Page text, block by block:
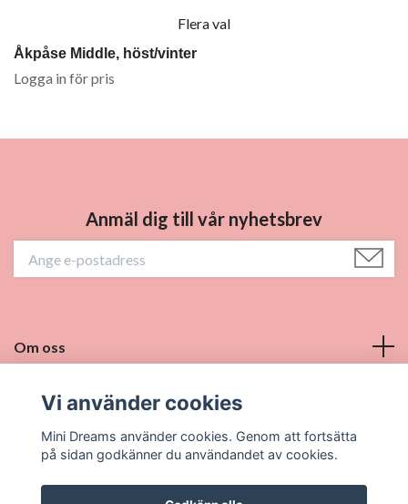
Flera val
Åkpåse Middle, höst/vinter
Logga in för pris
Anmäl dig till vår nyhetsbrev
Om oss
Vill du bli återförsäljare?
Sociala medier
Vi använder cookies
Mini Dreams använder cookies. Genom att fortsätta
på sidan godkänner du användandet av cookies.